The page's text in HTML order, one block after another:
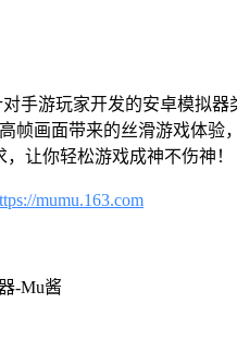
手游玩家开发的安卓模拟
帧画面带来的丝滑游戏体验
让你轻松游戏成神不伤神！
mumu.163.com
-Mu酱